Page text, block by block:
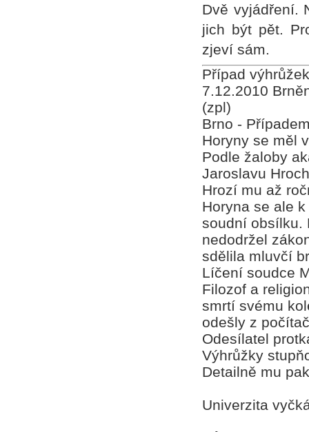
Dvě vyjádření.
jich být pět.
zjeví sám.
Případ
7.12.2010
(zpl)
Brno -
Horyny se měl
Podle žaloby
Jaroslavu
Hrozí mu až
Horyna se ale
soudní obsílku.
nedodržel
sdělila mluvčí
Líčení soudce
Filozof a
smrtí svému
odešly z
Odesílatel
Výhrůžky
Detailně mu
Univerzita